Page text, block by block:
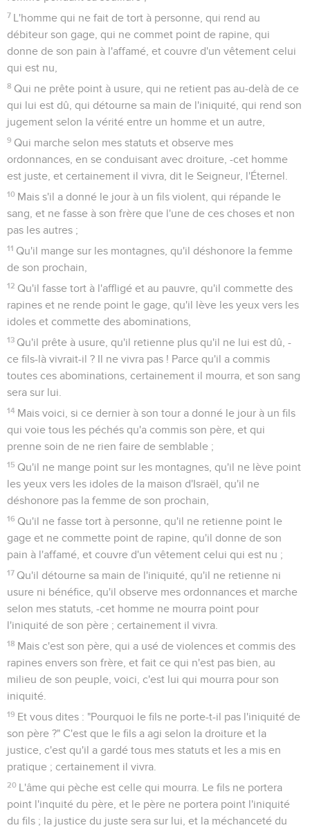
7 L'homme qui ne fait de tort à personne, qui rend au
débiteur son gage, qui ne commet point de rapine, qui
donne de son pain à l'affamé, et couvre d'un vêtement celui
qui est nu,
8 Qui ne prête point à usure, qui ne retient pas au-delà de ce
qui lui est dû, qui détourne sa main de l'iniquité, qui rend son
jugement selon la vérité entre un homme et un autre,
9 Qui marche selon mes statuts et observe mes
ordonnances, en se conduisant avec droiture, -cet homme
est juste, et certainement il vivra, dit le Seigneur, l'Éternel.
10 Mais s'il a donné le jour à un fils violent, qui répande le
sang, et ne fasse à son frère que l'une de ces choses et non
pas les autres ;
11 Qu'il mange sur les montagnes, qu'il déshonore la femme
de son prochain,
12 Qu'il fasse tort à l'affligé et au pauvre, qu'il commette des
rapines et ne rende point le gage, qu'il lève les yeux vers les
idoles et commette des abominations,
13 Qu'il prête à usure, qu'il retienne plus qu'il ne lui est dû, -
ce fils-là vivrait-il ? Il ne vivra pas ! Parce qu'il a commis
toutes ces abominations, certainement il mourra, et son sang
sera sur lui.
14 Mais voici, si ce dernier à son tour a donné le jour à un fils
qui voie tous les péchés qu'a commis son père, et qui
prenne soin de ne rien faire de semblable ;
15 Qu'il ne mange point sur les montagnes, qu'il ne lève point
les yeux vers les idoles de la maison d'Israël, qu'il ne
déshonore pas la femme de son prochain,
16 Qu'il ne fasse tort à personne, qu'il ne retienne point le
gage et ne commette point de rapine, qu'il donne de son
pain à l'affamé, et couvre d'un vêtement celui qui est nu ;
17 Qu'il détourne sa main de l'iniquité, qu'il ne retienne ni
usure ni bénéfice, qu'il observe mes ordonnances et marche
selon mes statuts, -cet homme ne mourra point pour
l'iniquité de son père ; certainement il vivra.
18 Mais c'est son père, qui a usé de violences et commis des
rapines envers son frère, et fait ce qui n'est pas bien, au
milieu de son peuple, voici, c'est lui qui mourra pour son
iniquité.
19 Et vous dites : "Pourquoi le fils ne porte-t-il pas l'iniquité de
son père ?" C'est que le fils a agi selon la droiture et la
justice, c'est qu'il a gardé tous mes statuts et les a mis en
pratique ; certainement il vivra.
20 L'âme qui pèche est celle qui mourra. Le fils ne portera
point l'inquité du père, et le père ne portera point l'iniquité
du fils ; la justice du juste sera sur lui, et la méchanceté du